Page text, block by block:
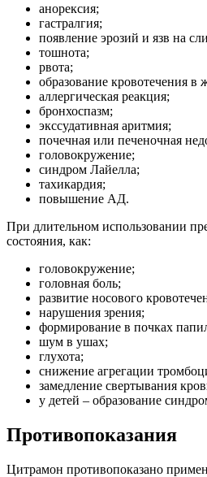
анорексия;
гастралгия;
появление эрозий и язв на
тошнота;
рвота;
образование кровотечения
аллергическая реакция;
бронхоспазм;
экссудативная аритмия;
почечная или печеночная
головокружение;
синдром Лайелла;
тахикардия;
повышение АД.
При длительном использовании
состояния, как:
головокружение;
головная боль;
развитие носового
нарушения зрения;
формирование в почках
шум в ушах;
глухота;
снижение агрегации
замедление свертывания
у детей – образование
Противопоказания
Цитрамон противопоказано